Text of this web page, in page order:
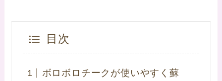
目次
ボロボロチークが使いやすく蘇